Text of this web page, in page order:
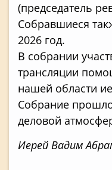
(председатель
Собравшиеся
2026 год.
В собрании
трансляции
нашей области
Собрание
деловой
Иерей Вадим